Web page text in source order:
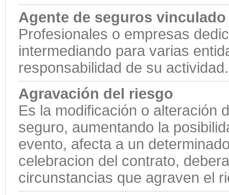
Agente de seguros vinculado
Profesionales o empresas
intermediando para varias
responsabilidad de su
Agravación del riesgo
Es la modificación o alteración
seguro, aumentando la
evento, afecta a un
celebracion del contrato,
circunstancias que agraven el